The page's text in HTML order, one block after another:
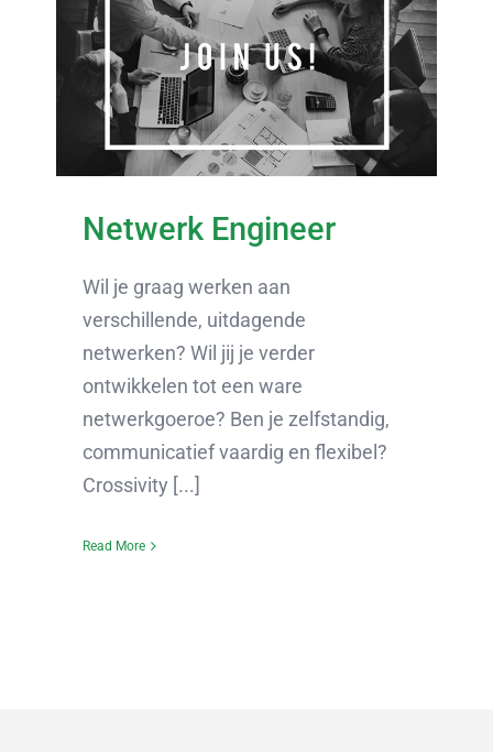
Netwerk Engineer
Wil je graag werken aan
verschillende, uitdagende
netwerken? Wil jij je verder
ontwikkelen tot een ware
netwerkgoeroe? Ben je zelfstandig,
communicatief vaardig en flexibel?
Crossivity [...]
Read More